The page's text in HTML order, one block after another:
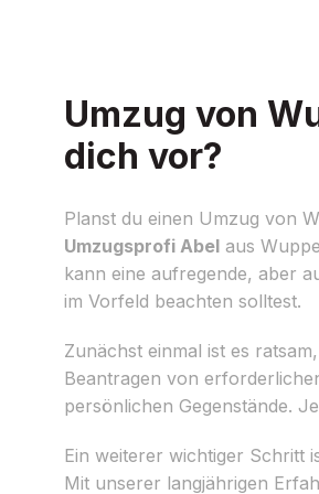
Umzug von
dich vor?
Planst du einen Umzug von
Umzugsprofi Abel aus
kann eine aufregende, aber
im Vorfeld beachten solltest.
Zunächst einmal ist es
Beantragen von
persönlichen Gegenstände.
Ein weiterer wichtiger Schritt
Mit unserer langjährigen